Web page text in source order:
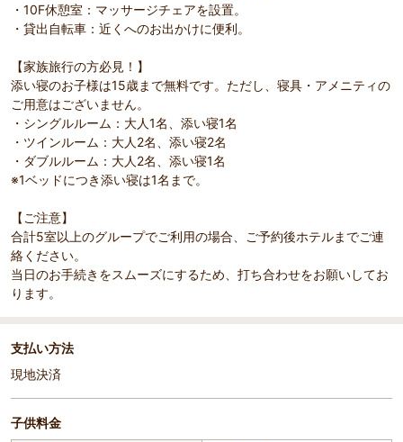
・10F休憩室：マッサージチェアを設置。
・貸出自転車：近くへのお出かけに便利。
【家族旅行の方必見！】
添い寝のお子様は15歳まで無料です。ただし、寝具・アメニティの
ご用意はございません。
・シングルルーム：大人1名、添い寝1名
・ツインルーム：大人2名、添い寝2名
・ダブルルーム：大人2名、添い寝1名
※1ベッドにつき添い寝は1名まで。
【ご注意】
合計5室以上のグループでご利用の場合、ご予約後ホテルまでご連
絡ください。
当日のお手続きをスムーズにするため、打ち合わせをお願いしてお
ります。
支払い方法
現地決済
子供料金